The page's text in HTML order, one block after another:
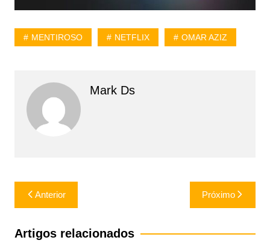
MENTIROSO NETFLIX OMAR AZIZ
Mark Ds
Navegação
de
Post
Anterior Próximo
Artigos relacionados